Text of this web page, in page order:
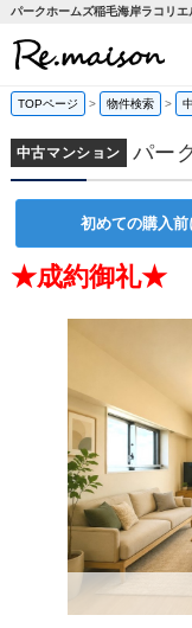
TOPページ > 物件検索 >
中古マンション パー
初めての購入
★成約御礼★